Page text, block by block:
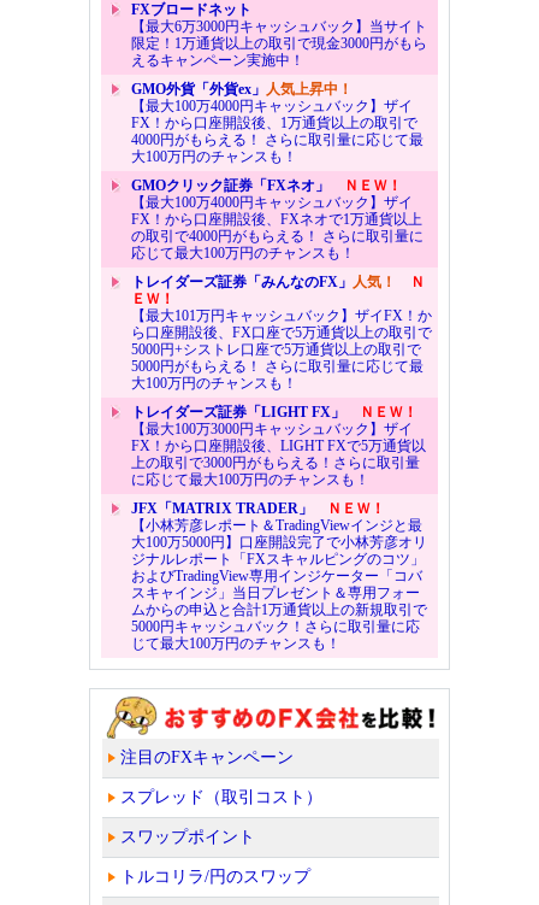
FXブロードネット
【最大6万3000円キャッシュバック】当サイト
限定！1万通貨以上の取引で現金3000円がもら
えるキャンペーン実施中！
GMO外貨「外貨ex」 人気上昇中！
【最大100万4000円キャッシュバック】ザイ
FX！から口座開設後、1万通貨以上の取引で
4000円がもらえる！ さらに取引量に応じて最
大100万円のチャンスも！
GMOクリック証券「FXネオ」
ＮＥＷ！
【最大100万4000円キャッシュバック】ザイ
FX！から口座開設後、FXネオで1万通貨以上
の取引で4000円がもらえる！ さらに取引量に
応じて最大100万円のチャンスも！
トレイダーズ証券「みんなのFX」 人気！
Ｎ
ＥＷ！
【最大101万円キャッシュバック】ザイFX！か
ら口座開設後、FX口座で5万通貨以上の取引で
5000円+シストレ口座で5万通貨以上の取引で
5000円がもらえる！ さらに取引量に応じて最
大100万円のチャンスも！
トレイダーズ証券「LIGHT FX」
ＮＥＷ！
【最大100万3000円キャッシュバック】ザイ
FX！から口座開設後、LIGHT FXで5万通貨以
上の取引で3000円がもらえる！さらに取引量
に応じて最大100万円のチャンスも！
JFX「MATRIX TRADER」
ＮＥＷ！
【小林芳彦レポート＆TradingViewインジと最
大100万5000円】口座開設完了で小林芳彦オリ
ジナルレポート「FXスキャルピングのコツ」
およびTradingView専用インジケーター「コバ
スキャインジ」当日プレゼント＆専用フォー
ムからの申込と合計1万通貨以上の新規取引で
5000円キャッシュバック！さらに取引量に応
じて最大100万円のチャンスも！
注目のFXキャンペーン
スプレッド（取引コスト）
スワップポイント
トルコリラ/円のスワップ